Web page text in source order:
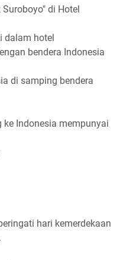
Suroboyo" di Hotel
dalam hotel
bendera Indonesia
di samping bendera
ke Indonesia mempunyai
hari kemerdekaan